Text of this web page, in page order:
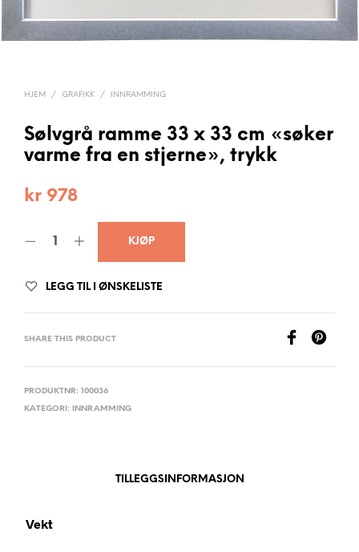
HJEM / GRAFIKK / INNRAMMING
Sølvgrå ramme 33 x 33 cm «søker
varme fra en stjerne», trykk
kr 978
KJØP
LEGG TIL I ØNSKELISTE
SHARE THIS PRODUCT
PRODUKTNR: 100036
KATEGORI:
INNRAMMING
TILLEGGSINFORMASJON
Vekt